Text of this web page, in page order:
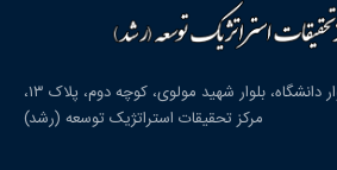
قم، شهرک پردیسان، بلوار دانشگاه، بلوار شهید مولوی، کوچه دوم، پلاک ۱۳،
مرکز تحقیقات استراتژیک توسعه (رشد)